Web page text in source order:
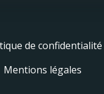
WordPress and
de confidentialité
Mentions légales